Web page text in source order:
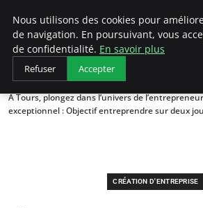
LECFCM
Accueil
Création d'entreprise
À Tours, plongez dans l’univers de
exceptionnel : Objectif entreprendre sur deux
CRÉATION D'ENTREPRISE
Nous utilisons des cookies pour
de navigation. En poursuivant, vous
de confidentialité. En savoir plus
Refuser Accepter